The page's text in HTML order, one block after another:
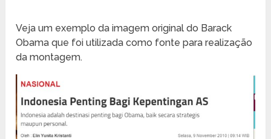
Veja um exemplo da imagem original do Barack
Obama que foi utilizada como fonte para realização
da montagem.